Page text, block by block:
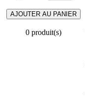
0 produit(s)